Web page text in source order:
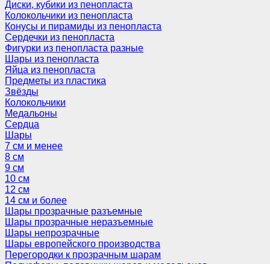
Диски, кубики из пенопласта
Колокольчики из пенопласта
Конусы и пирамиды из пенопласта
Сердечки из пенопласта
Фигурки из пенопласта разные
Шары из пенопласта
Яйца из пенопласта
Предметы из пластика
Звёзды
Колокольчики
Медальоны
Сердца
Шары
7 см и менее
8 см
9 см
10 см
12 см
14 см и более
Шары прозрачные разъемные
Шары прозрачные неразъемные
Шары непрозрачные
Шары европейского производства
Перегородки к прозрачным шарам